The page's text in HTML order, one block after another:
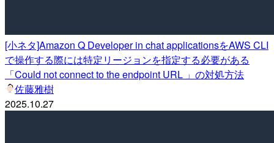
[小ネタ]Amazon Q Developer in chat applicationsをAWS CLI
で操作する際には特定リージョンを指定する必要がある
「Could not connect to the endpoint URL 」の対処方法
佐藤雅樹
2025.10.27